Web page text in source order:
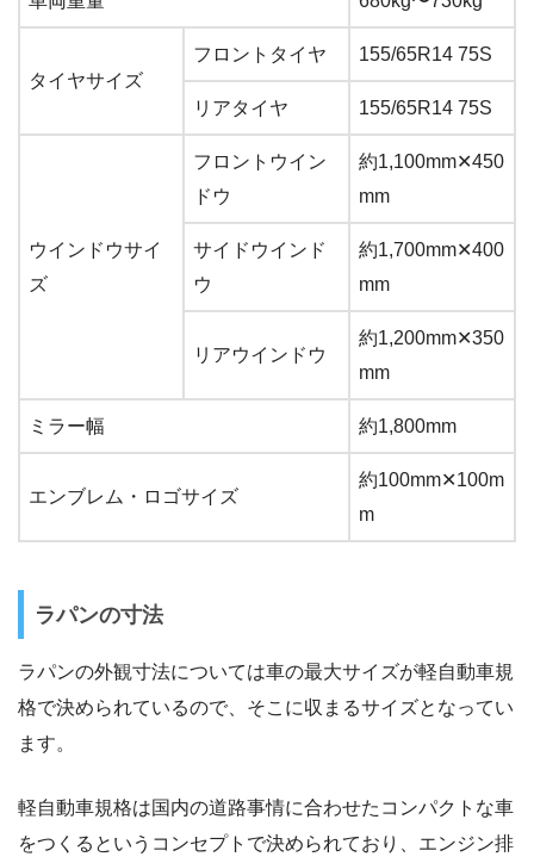
タイヤサイズ
フロントタイヤ 155/65R14 75S
リアタイヤ 155/65R14 75S
ウインドウサイ
ズ
フロントウイン
ドウ
約1,100mm✕450
mm
サイドウインド
ウ
約1,700mm✕400
mm
リアウインドウ
約1,200mm✕350
mm
ミラー幅 約1,800mm
エンブレム・ロゴサイズ
約100mm✕100m
m
ラパンの寸法
ラパンの外観寸法については車の最大サイズが軽自動車規
格で決められているので、そこに収まるサイズとなってい
ます。
軽自動車規格は国内の道路事情に合わせたコンパクトな車
をつくるというコンセプトで決められており、エンジン排